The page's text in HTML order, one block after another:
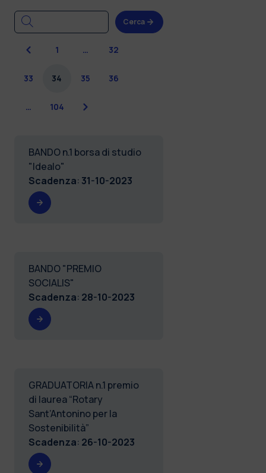
Cerca
Precedente
1 … 32
33 34 35 36
… 104 Successiva
BANDO n.1 borsa di studio
"Idealo"
Scadenza: 31-10-2023
BANDO "PREMIO
SOCIALIS"
Scadenza: 28-10-2023
GRADUATORIA n.1 premio
di laurea “Rotary
Sant’Antonino per la
Sostenibilità”
Scadenza: 26-10-2023